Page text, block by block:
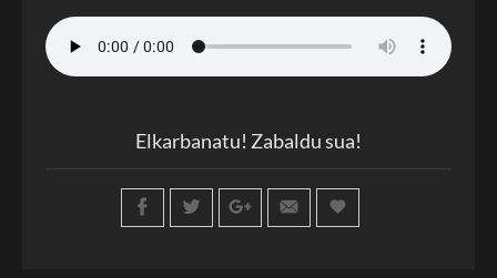
Elkarbanatu! Zabaldu sua!